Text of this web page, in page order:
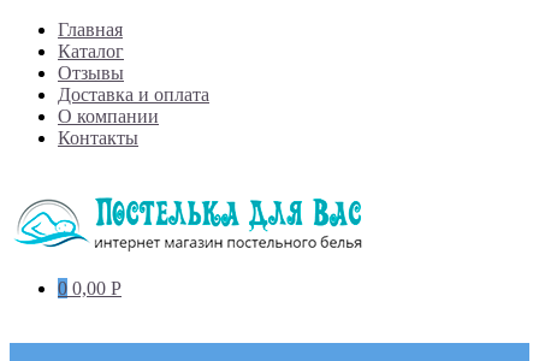
Skip
content
Главная
Каталог
Отзывы
Доставка и оплата
О компании
Контакты
0 0,00 Р